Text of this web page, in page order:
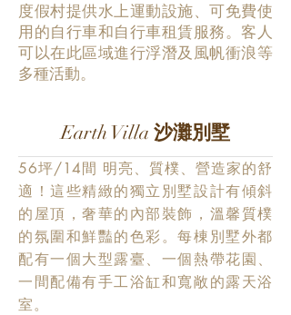
度假村提供水上運動設施、可免費使
用的自行車和自行車租賃服務。客人
可以在此區域進行浮潛及風帆衝浪等
多種活動。
Earth Villa 沙灘別墅
56坪/14間 明亮、質樸、營造家的舒
適！這些精緻的獨立別墅設計有傾斜
的屋頂，奢華的內部裝飾，溫馨質樸
的氛圍和鮮豔的色彩。每棟別墅外都
配有一個大型露臺、一個熱帶花園、
一間配備有手工浴缸和寬敞的露天浴
室。